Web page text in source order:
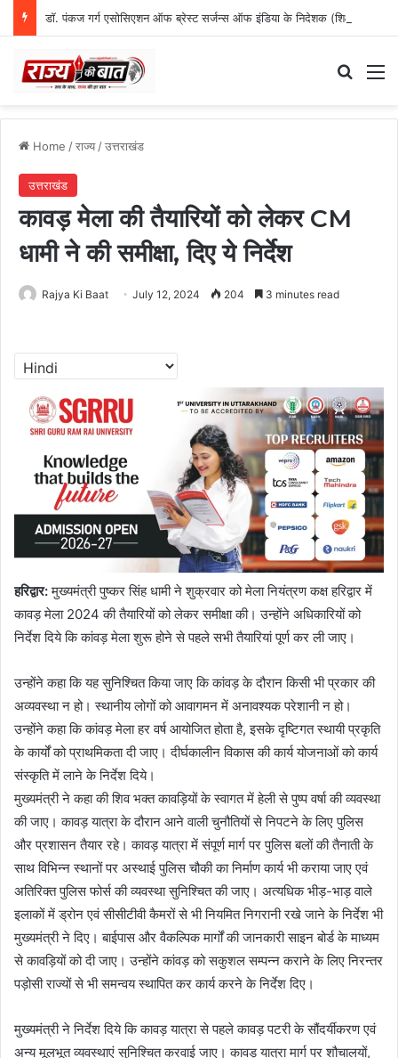
Home /राज्य/उत्तराखंड
उत्तराखंड
कावड़ मेला की तैयारियों को लेकर CM
धामी ने की समीक्षा, दिए ये निर्देश
Rajya Ki Baat July 12, 2024 204 3 minutes read
हरिद्वार:मुख्यमंत्री पुष्कर सिंह धामी ने शुक्रवार को मेला नियंत्रण कक्ष हरिद्वार में
कावड़ मेला 2024 की तैयारियों को लेकर समीक्षा की। उन्होंने अधिकारियों को
निर्देश दिये कि कांवड़ मेला शुरू होने से पहले सभी तैयारियां पूर्ण कर ली जाए।
उन्होंने कहा कि यह सुनिश्चित किया जाए कि कांवड़ के दौरान किसी भी प्रकार की
अव्यवस्था न हो। स्थानीय लोगों को आवागमन में अनावश्यक परेशानी न हो।
उन्होंने कहा कि कांवड़ मेला हर वर्ष आयोजित होता है, इसके दृष्टिगत स्थायी प्रकृति
के कार्यों को प्राथमिकता दी जाए। दीर्घकालीन विकास की कार्य योजनाओं को कार्य
संस्कृति में लाने के निर्देश दिये।
मुख्यमंत्री ने कहा की शिव भक्त कावड़ियों के स्वागत में हेली से पुष्प वर्षा की व्यवस्था
की जाए। कावड़ यात्रा के दौरान आने वाली चुनौतियों से निपटने के लिए पुलिस
और प्रशासन तैयार रहे। कावड़ यात्रा में संपूर्ण मार्ग पर पुलिस बलों की तैनाती के
साथ विभिन्न स्थानों पर अस्थाई पुलिस चौकी का निर्माण कार्य भी कराया जाए एवं
अतिरिक्त पुलिस फोर्स की व्यवस्था सुनिश्चित की जाए। अत्यधिक भीड़-भाड़ वाले
इलाकों में ड्रोन एवं सीसीटीवी कैमरों से भी नियमित निगरानी रखे जाने के निर्देश भी
मुख्यमंत्री ने दिए। बाईपास और वैकल्पिक मार्गों की जानकारी साइन बोर्ड के माध्यम
से कावड़ियों को दी जाए। उन्होंने कांवड़ को सकुशल सम्पन्न कराने के लिए निरन्तर
पड़ोसी राज्यों से भी समन्वय स्थापित कर कार्य करने के निर्देश दिए।
मुख्यमंत्री ने निर्देश दिये कि कावड़ यात्रा से पहले कावड़ पटरी के सौंदर्यीकरण एवं
अन्य मूलभूत व्यवस्थाएं सुनिश्चित करवाई जाए। कावड़ यात्रा मार्ग पर शौचालयों,